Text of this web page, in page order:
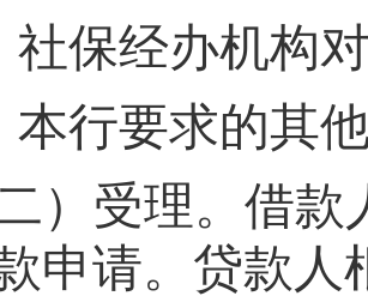
社保经办机构
本行要求的其
二）受理。 借款
申请。 贷款人